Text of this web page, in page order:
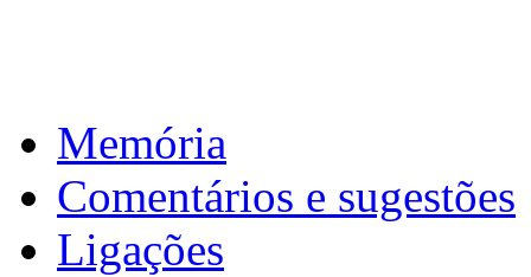
Memória
Comentários e sugestões
Ligações